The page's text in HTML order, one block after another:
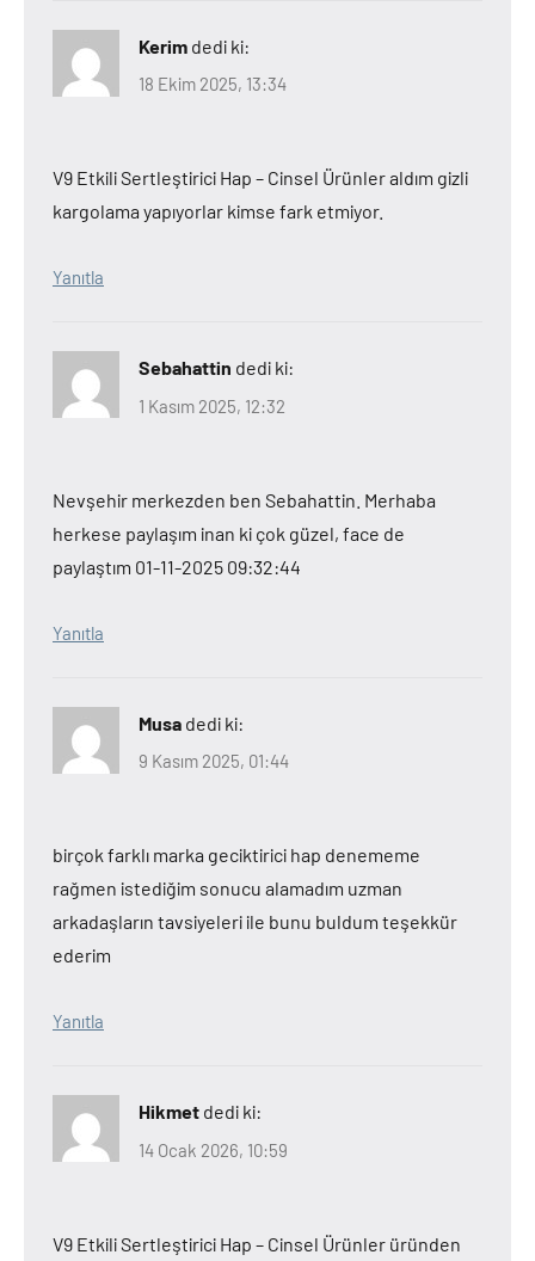
Kerim dedi ki:
18 Ekim 2025, 13:34
V9 Etkili Sertleştirici Hap – Cinsel Ürünler aldım gizli
kargolama yapıyorlar kimse fark etmiyor.
Yanıtla
Sebahattin dedi ki:
1 Kasım 2025, 12:32
Nevşehir merkezden ben Sebahattin. Merhaba
herkese paylaşım inan ki çok güzel, face de
paylaştım 01-11-2025 09:32:44
Yanıtla
Musa dedi ki:
9 Kasım 2025, 01:44
birçok farklı marka geciktirici hap denememe
rağmen istediğim sonucu alamadım uzman
arkadaşların tavsiyeleri ile bunu buldum teşekkür
ederim
Yanıtla
Hikmet dedi ki:
14 Ocak 2026, 10:59
V9 Etkili Sertleştirici Hap – Cinsel Ürünler üründen